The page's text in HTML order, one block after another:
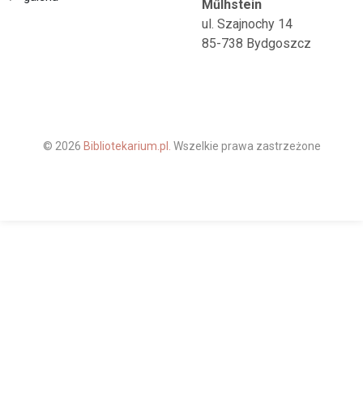
Műlhstein
ul. Szajnochy 14
85-738 Bydgoszcz
© 2026 Bibliotekarium.pl. Wszelkie prawa zastrzeżone